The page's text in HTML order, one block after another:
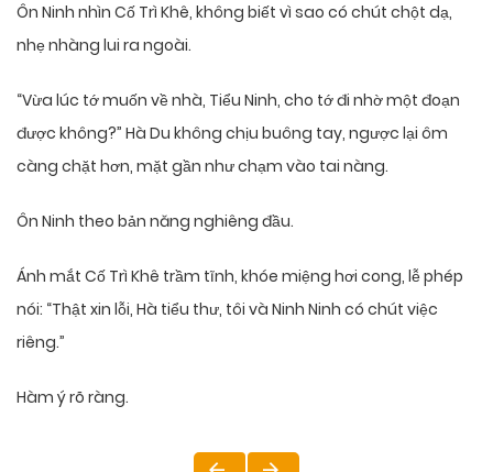
Ôn Ninh nhìn Cố Trì Khê, không biết vì sao có chút chột dạ,
nhẹ nhàng lui ra ngoài.
“Vừa lúc tớ muốn về nhà, Tiểu Ninh, cho tớ đi nhờ một đoạn
được không?” Hà Du không chịu buông tay, ngược lại ôm
càng chặt hơn, mặt gần như chạm vào tai nàng.
Ôn Ninh theo bản năng nghiêng đầu.
Ánh mắt Cố Trì Khê trầm tĩnh, khóe miệng hơi cong, lễ phép
nói: “Thật xin lỗi, Hà tiểu thư, tôi và Ninh Ninh có chút việc
riêng.”
Hàm ý rõ ràng.